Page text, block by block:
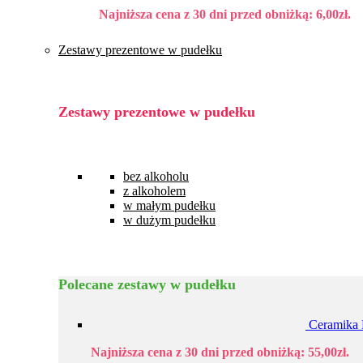
Najniższa cena z 30 dni przed obniżką: 6,00zł.
Zestawy prezentowe w pudełku
Zestawy prezentowe w pudełku
bez alkoholu
z alkoholem
w małym pudełku
w dużym pudełku
Polecane zestawy w pudełku
Ceramika
Najniższa cena z 30 dni przed obniżką: 55,00zł.